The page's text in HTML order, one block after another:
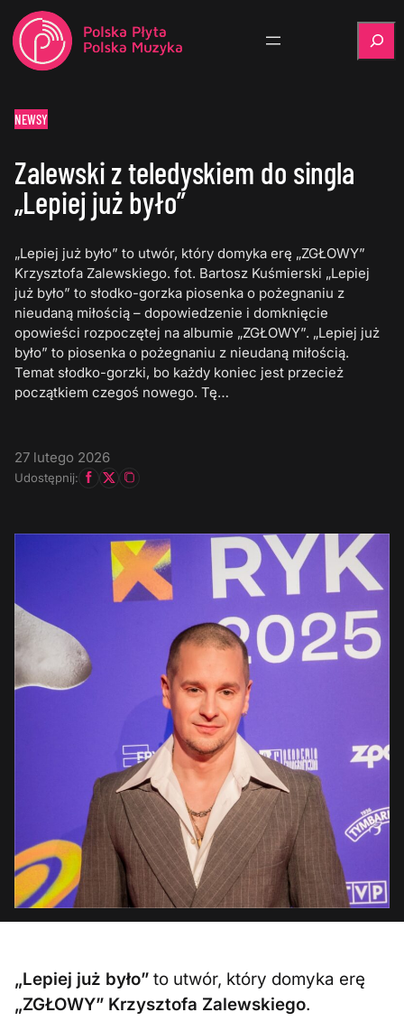
NEWSY
Zalewski z teledyskiem do singla
„Lepiej już było”
„Lepiej już było” to utwór, który domyka erę „ZGŁOWY”
Krzysztofa Zalewskiego. fot. Bartosz Kuśmierski „Lepiej
już było” to słodko-gorzka piosenka o pożegnaniu z
nieudaną miłością – dopowiedzenie i domknięcie
opowieści rozpoczętej na albumie „ZGŁOWY”. „Lepiej już
było” to piosenka o pożegnaniu z nieudaną miłością.
Temat słodko-gorzki, bo każdy koniec jest przecież
początkiem czegoś nowego. Tę…
27 lutego 2026
Udostępnij:
„Lepiej już było” to utwór, który domyka erę
„ZGŁOWY” Krzysztofa Zalewskiego.